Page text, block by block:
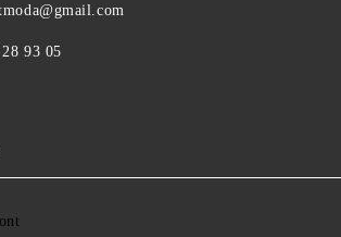
93 05